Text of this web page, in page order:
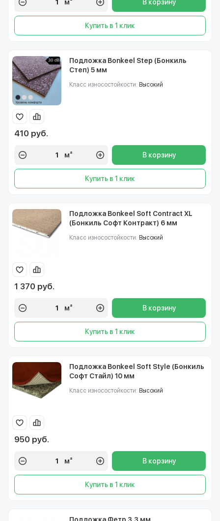
м² В корзину
Купить в 1 клик
Подложка Bonkeel Step (Бонкиль
Степ) 5 мм
Класс износостойкости: Высокий
410 руб.
м² В корзину
Купить в 1 клик
Подложка Bonkeel Soft Contract XL
(Бонкиль Софт Контракт) 6 мм
Класс износостойкости: Высокий
1 370 руб.
м² В корзину
Купить в 1 клик
Подложка Bonkeel Soft Style (Бонкиль
Софт Стайл) 10 мм
Класс износостойкости: Высокий
950 руб.
м² В корзину
Купить в 1 клик